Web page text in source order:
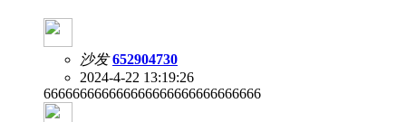
沙发 652904730
2024-4-22 13:19:26
666666666666666666666666666666